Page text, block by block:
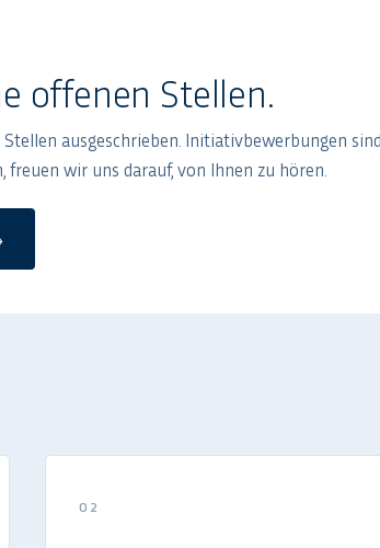
offenen Stellen.
ausgeschrieben. Initiativbewerbungen
freuen wir uns darauf, von Ihnen zu hören.
02